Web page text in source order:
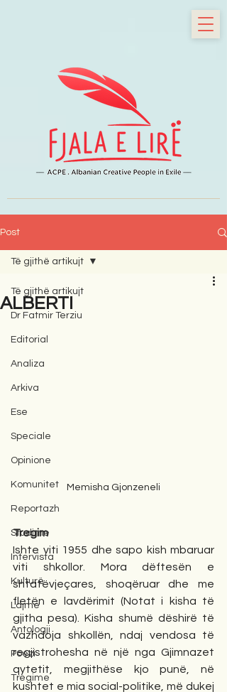
Post
Të gjithë artikujt
Dr Fatmir Terziu
Editorial
Analiza
Arkiva
Ese
Speciale
Opinione
Komunitet
Reportazh
Studime
Intervista
Kulturë
Lajme
Antologji
Poezi
Tregime
Të gjithë artikujt
ALBERTI
Memisha Gjonzeneli
Tregim
Ishte viti 1955 dhe sapo kish mbaruar
viti shkollor. Mora dëftesën e
shtatëvjeçares, shoqëruar dhe me
fletën e lavdërimit (Notat i kisha të
gjitha pesa). Kisha shumë dëshirë të
vazhdoja shkollën, ndaj vendosa të
regjistrohesha në një nga Gjimnazet
qytetit, megjithëse kjo punë, në
kushtet e mia social-politike, më dukej